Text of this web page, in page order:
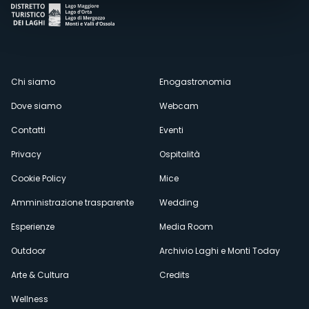
Menù
secondario
Chi siamo
Dove siamo
Contatti
Privacy
Cookie Policy
Amministrazione trasparente
Esperienze
Outdoor
Arte & Cultura
Wellness
Enogastronomia
Webcam
Eventi
Ospitalità
Mice
Wedding
Media Room
Archivio Laghi e Monti Today
Credits